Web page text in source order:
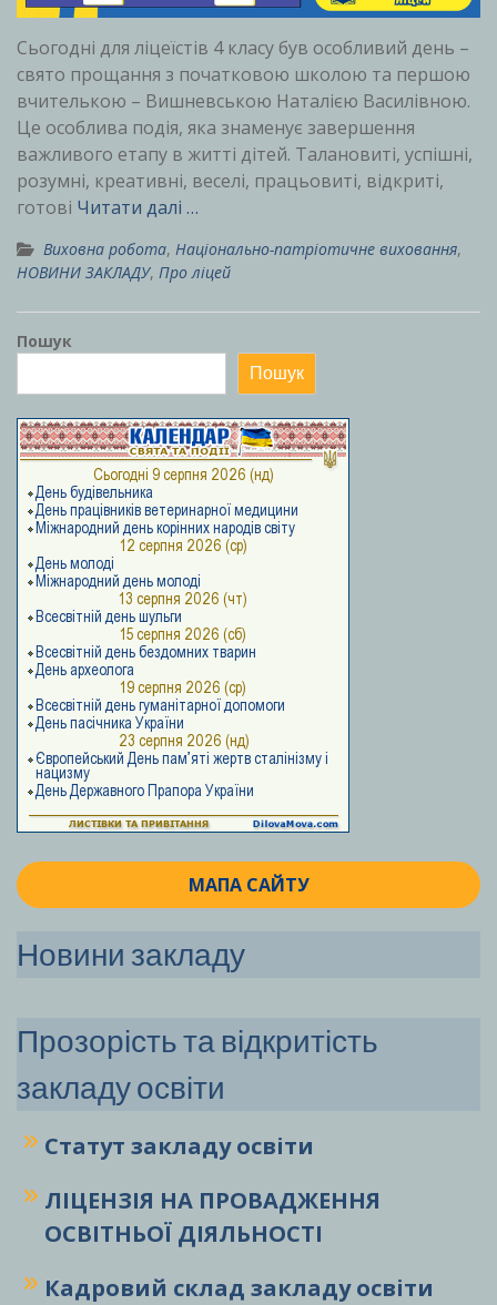
Сьогодні для ліцеїстів 4 класу був особливий день –
свято прощання з початковою школою та першою
вчителькою – Вишневською Наталією Василівною.
Це особлива подія, яка знаменує завершення
важливого етапу в житті дітей. Талановиті, успішні,
розумні, креативні, веселі, працьовиті, відкриті,
готові Читати далі …
Виховна робота, Національно-патріотичне виховання,
НОВИНИ ЗАКЛАДУ, Про ліцей
Пошук
Пошук
МАПА САЙТУ
Новини закладу
Прозорість та відкритість
закладу освіти
Статут закладу освіти
ЛІЦЕНЗІЯ НА ПРОВАДЖЕННЯ
ОСВІТНЬОЇ ДІЯЛЬНОСТІ
Кадровий склад закладу освіти